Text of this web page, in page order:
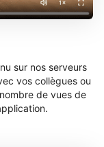
sur nos serveurs
vos collègues ou
de vues de